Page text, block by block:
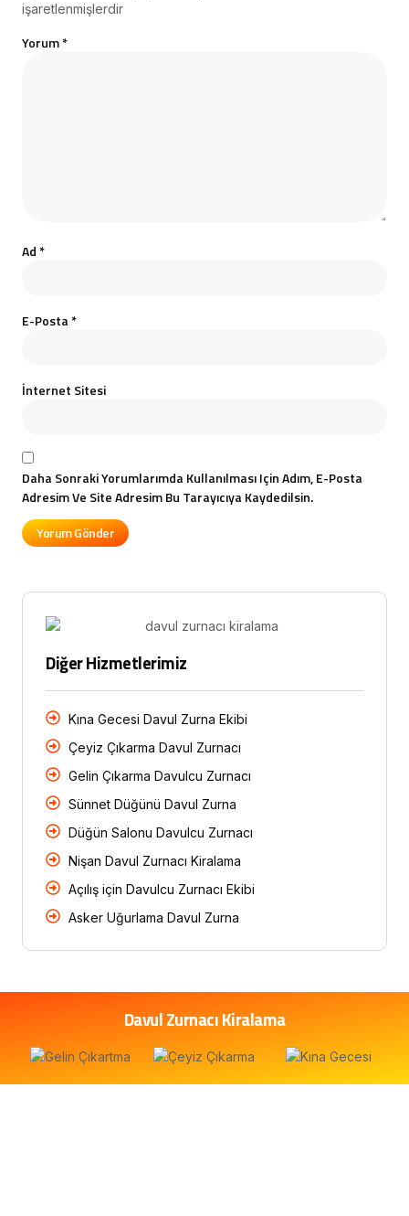
işaretlenmişlerdir
Yorum*
Ad*
E-Posta*
İnternet Sitesi
Daha Sonraki Yorumlarımda Kullanılması Için Adım, E-Posta
Adresim Ve Site Adresim Bu Tarayıcıya Kaydedilsin.
Diğer Hizmetlerimiz
Kına Gecesi Davul Zurna Ekibi
Çeyiz Çıkarma Davul Zurnacı
Gelin Çıkarma Davulcu Zurnacı
Sünnet Düğünü Davul Zurna
Düğün Salonu Davulcu Zurnacı
Nişan Davul Zurnacı Kiralama
Açılış için Davulcu Zurnacı Ekibi
Asker Uğurlama Davul Zurna
Davul Zurnacı Kiralama